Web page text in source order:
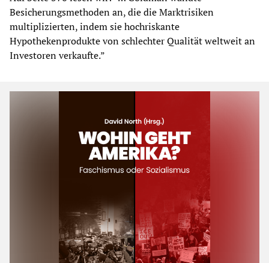
Besicherungsmethoden an, die die Marktrisiken
multiplizierten, indem sie hochriskante
Hypothekenprodukte von schlechter Qualität weltweit an
Investoren verkaufte.”